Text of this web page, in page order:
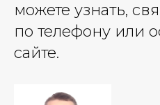
можете узнать,
по телефону или
сайте.